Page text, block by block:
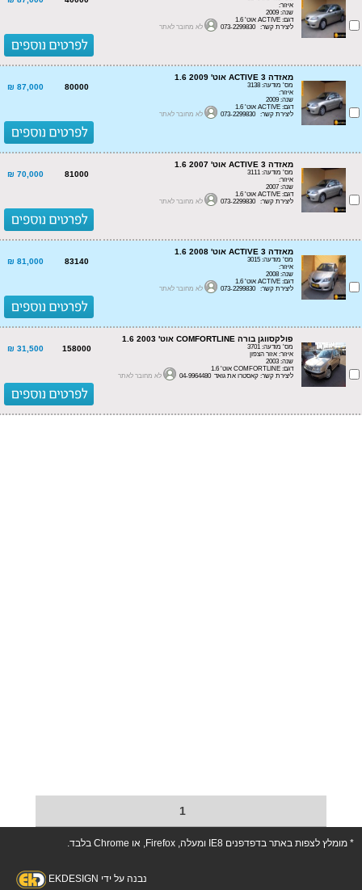
איזור:
שנה: 2009
דגם: ACTIVE אוט' 1.6
ליצירת קשר: 073-2299830
לא מחובר לאתר
מאזדה 3 ACTIVE אוט' 1.6 2009
מס' מודעה: 3138
איזור:
שנה: 2009
דגם: ACTIVE אוט' 1.6
ליצירת קשר: 073-2299830
לא מחובר לאתר
80000
87,000 ₪
מאזדה 3 ACTIVE אוט' 1.6 2007
מס' מודעה: 3111
איזור:
שנה: 2007
דגם: ACTIVE אוט' 1.6
ליצירת קשר: 073-2299830
לא מחובר לאתר
81000
70,000 ₪
מאזדה 3 ACTIVE אוט' 1.6 2008
מס' מודעה: 3015
איזור:
שנה: 2008
דגם: ACTIVE אוט' 1.6
ליצירת קשר: 073-2299830
לא מחובר לאתר
83140
81,000 ₪
פולקסווגן בורה COMFORTLINE אוט' 1.6 2003
מס' מודעה: 3701
איזור: אזור הצפון
שנה: 2003
דגם: COMFORTLINE אוט' 1.6
ליצירת קשר: קאסטרו את גואד 04-9964480
לא מחובר לאתר
158000
31,500 ₪
1
* מומלץ לצפות באתר בדפדפנים IE8 ומעלה, Firefox, או Chrome בלבד.
נבנה על ידי EKDESIGN